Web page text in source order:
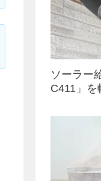
ソーラー
C411」を